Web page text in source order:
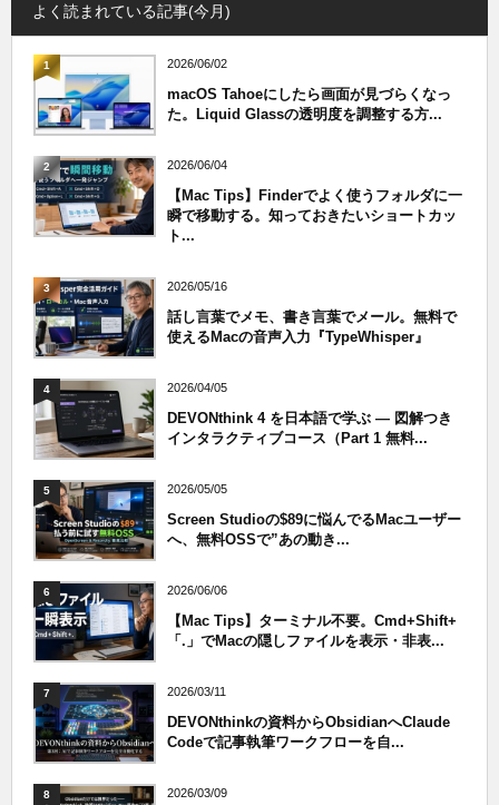
よく読まれている記事(今月)
1 2026/06/02
macOS Tahoeにしたら画面が見づらくなっ
た。Liquid Glassの透明度を調整する方...
2 2026/06/04
【Mac Tips】Finderでよく使うフォルダに一
瞬で移動する。知っておきたいショートカッ
ト...
3 2026/05/16
話し言葉でメモ、書き言葉でメール。無料で
使えるMacの音声入力『TypeWhisper』
4 2026/04/05
DEVONthink 4 を日本語で学ぶ — 図解つき
インタラクティブコース（Part 1 無料...
5 2026/05/05
Screen Studioの$89に悩んでるMacユーザー
へ、無料OSSで”あの動き...
6 2026/06/06
【Mac Tips】ターミナル不要。Cmd+Shift+
「.」でMacの隠しファイルを表示・非表...
7 2026/03/11
DEVONthinkの資料からObsidianへClaude
Codeで記事執筆ワークフローを自...
8 2026/03/09